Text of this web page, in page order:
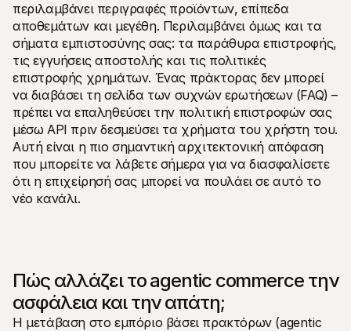
περιλαμβάνει περιγραφές προϊόντων, επίπεδα
αποθεμάτων και μεγέθη. Περιλαμβάνει όμως και τα
σήματα εμπιστοσύνης σας: τα παράθυρα επιστροφής,
τις εγγυήσεις αποστολής και τις πολιτικές
επιστροφής χρημάτων. Ένας πράκτορας δεν μπορεί
να διαβάσει τη σελίδα των συχνών ερωτήσεων (FAQ) –
πρέπει να επαληθεύσει την πολιτική επιστροφών σας
μέσω API πριν δεσμεύσει τα χρήματα του χρήστη του.
Αυτή είναι η πιο σημαντική αρχιτεκτονική απόφαση
που μπορείτε να λάβετε σήμερα για να διασφαλίσετε
ότι η επιχείρησή σας μπορεί να πουλάει σε αυτό το
νέο κανάλι.
Πώς αλλάζει το agentic commerce την
ασφάλεια και την απάτη;
Η μετάβαση στο εμπόριο βάσει πρακτόρων (agentic